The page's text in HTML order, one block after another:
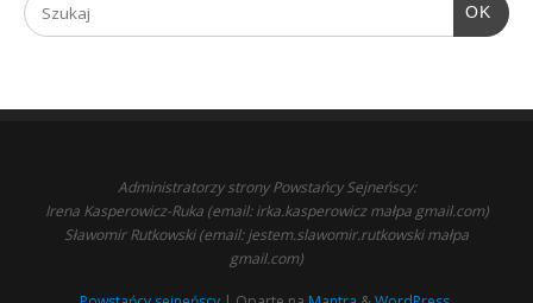
OK
Administratorzy strony Powstańcy Sejneńscy:
Irena Kasperowicz-Ruka (email: irka.kasperowicz małpa gmail.com)
Sławomir Rutkowski (email: jestem.slawomir.rutkowski małpa
gmail.com)